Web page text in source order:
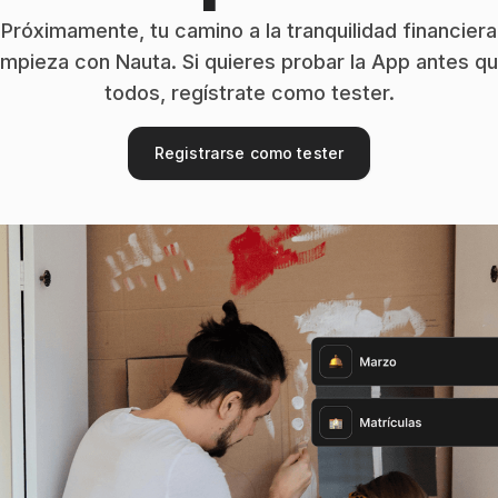
Próximamente, tu camino a la tranquilidad financiera
con Nauta. Si quieres probar la App antes
todos, regístrate como tester.
Registrarse como tester